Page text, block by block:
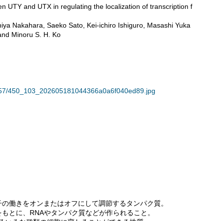
UTY and UTX in regulating the localization of transcription f
Nakahara, Saeko Sato, Kei-ichiro Ishiguro, Masashi Yuka
Minoru S. H. Ko
450_103_202605181044366a0a6f040ed89.jpg
働きをオンまたはオフにして調節するタンパク質。
とに、RNAやタンパク質などが作られること。